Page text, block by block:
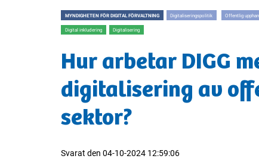
MYNDIGHETEN FÖR DIGITAL FÖRVALTNING Digitaliseringspolitik Offentlig
Digital inkludering Digitalisering
Hur arbetar DIGG
digitalisering av
sektor?
Svarat den 04-10-2024 12:59:06